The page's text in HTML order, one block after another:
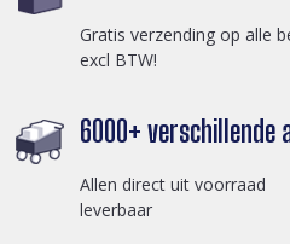
Gratis verzending op alle
excl BTW!
6000+ verschillende
Allen direct uit voorraad
leverbaar